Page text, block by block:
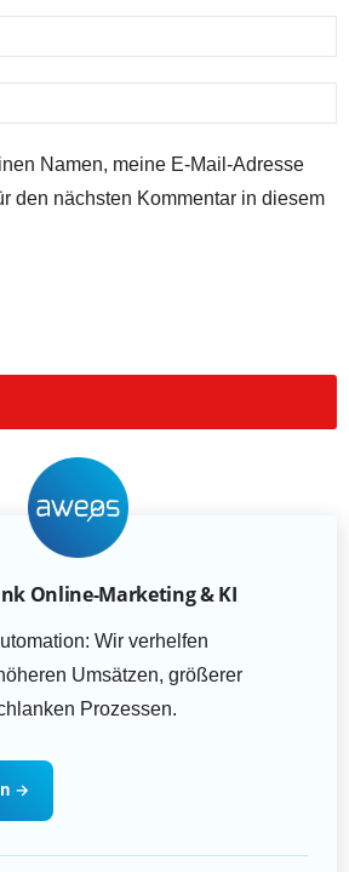
Namen, meine E-Mail-Adresse
den nächsten Kommentar in diesem
Online-Marketing & KI
Wir verhelfen
Umsätzen, größerer
Prozessen.
→